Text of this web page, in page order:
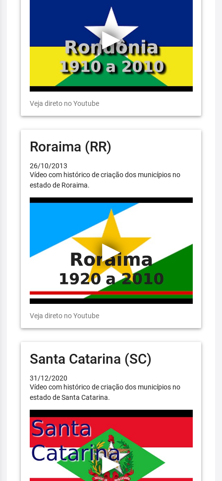
Veja direto no Youtube
Roraima (RR)
26/10/2013
Vídeo com histórico de criação dos municípios no
estado de Roraima.
Veja direto no Youtube
Santa Catarina (SC)
31/12/2020
Vídeo com histórico de criação dos municípios no
estado de Santa Catarina.